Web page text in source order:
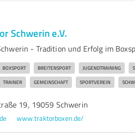
Schwerin e.V.
- Tradition und Erfolg im
BOXSPORT BREITENSPORT JUGENDTRAINING
TRAINER GEMEINSCHAFT SPORTVEREIN
19, 19059 Schwerin
www.traktorboxen.de/